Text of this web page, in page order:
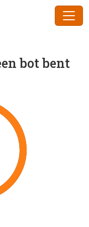
bot bent